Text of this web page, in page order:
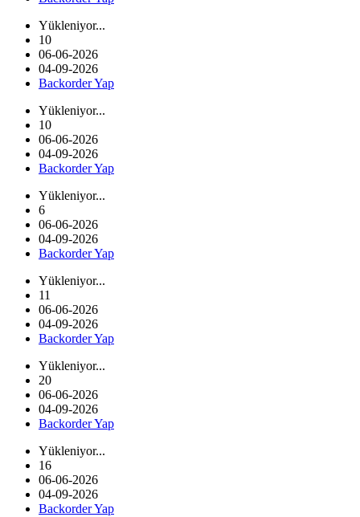
Yükleniyor...
10
06-06-2026
04-09-2026
Backorder Yap
Yükleniyor...
10
06-06-2026
04-09-2026
Backorder Yap
Yükleniyor...
6
06-06-2026
04-09-2026
Backorder Yap
Yükleniyor...
11
06-06-2026
04-09-2026
Backorder Yap
Yükleniyor...
20
06-06-2026
04-09-2026
Backorder Yap
Yükleniyor...
16
06-06-2026
04-09-2026
Backorder Yap